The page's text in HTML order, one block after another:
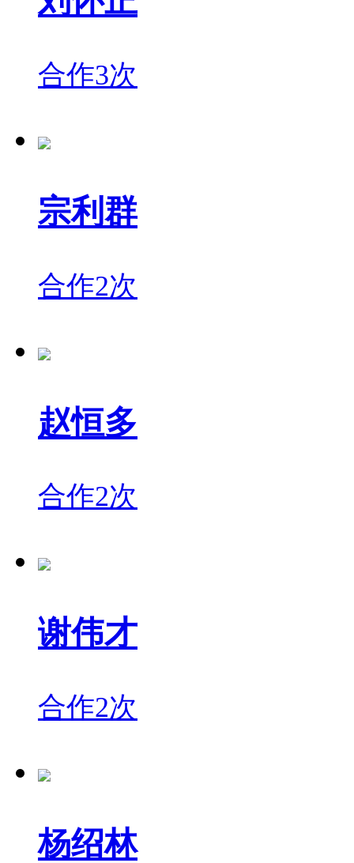
合作3次
宗利群
合作2次
赵恒多
合作2次
谢伟才
合作2次
杨绍林